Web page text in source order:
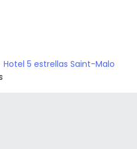
Hotel 5 estrellas Saint-Malo